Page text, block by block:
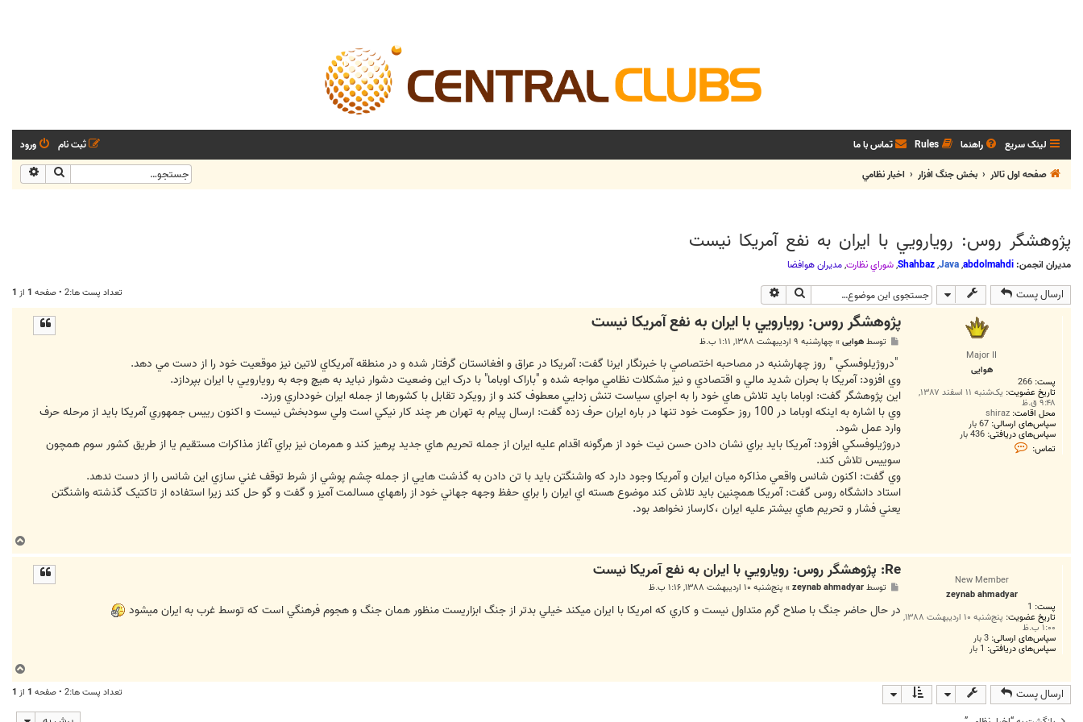
لینک سریع راهنما Rules تماس با ما ورود
ثبت نام
صفحه اول تالار
بخش جنگ افزار اخبار نظامي جستجو
پژوهشگر روس: رويارويي با ايران به نفع آمريکا نيست
مدیران انجمن: abdolmahdi
,
Java
,
Shahbaz
,شوراي نظارت,مديران هوافضا
ارسال پست جستجو تعداد پست ها:2 • صفحه 1 از 1
Major II
هوایی
پست: 266
تاریخ عضویت: یک‌شنبه ۱۱ اسفند ۱۳۸۷,
۹:۴۸ ق.ظ
محل اقامت:
سپاس‌های ارسالی: 67 بار
سپاس‌های دریافتی: 436 بار
تماس:
ت
پژوهشگر روس: رويارويي با ايران به نفع آمريکا نيست
ت
توسطهوایی»چهارشنبه ۹ اردیبهشت ۱۳۸۸, ۱:۱۱ ب.ظ
"دروژيلوفسکي " روز چهارشنبه در مصاحبه اختصاصي با خبرنگار ايرنا گفت: آمريکا در عراق و افغانستان گرفتار شده و در منطقه آمريکاي لاتين نيز موقعيت خود را از دست مي دهد.
وي افزود: آمريکا با بحران شديد مالي و اقتصادي و نيز مشکلات نظامي مواجه شده و "باراک اوباما" با درک اين وضعيت دشوار نبايد به هيچ وجه به رويارويي با ايران بپردازد.
اين پژوهشگر گفت: اوباما بايد تلاش هاي خود را به اجراي سياست تنش زدايي معطوف کند و از رويکرد تقابل با کشورها از جمله ايران خودداري ورزد.
وي با اشاره به اينکه اوباما در 100 روز حکومت خود تنها در باره ايران حرف زده گفت: ارسال پيام به تهران هر چند کار نيکي است ولي سودبخش نيست و اکنون رييس جمهوري آمريکا بايد از مرحله حرف
وارد عمل شود.
دروژيلوفسکي افزود: آمريکا بايد براي نشان دادن حسن نيت خود از هرگونه اقدام عليه ايران از جمله تحريم هاي جديد پرهيز کند و همرمان نيز براي آغاز مذاکرات مستقيم يا از طريق کشور سوم همچون
سوييس تلاش کند.
وي گفت: اکنون شانس واقعي مذاکره ميان ايران و آمريکا وجود دارد که واشنگتن بايد با تن دادن به گذشت هايي از جمله چشم پوشي از شرط توقف غني سازي اين شانس را از دست ندهد.
استاد دانشگاه روس گفت: آمريکا همچنين بايد تلاش کند موضوع هسته اي ايران را براي حفظ وجهه جهاني خود از راههاي مسالمت آميز و گفت و گو حل کند زيرا استفاده از تاکتيک گذشته واشنگتن
يعني فشار و تحريم هاي بيشتر عليه ايران ،کارساز نخواهد بود.
ا
New Member
zeynab ahmadyar
پست: 1
تاریخ عضویت: پنج‌شنبه ۱۰ اردیبهشت ۱۳۸۸,
۱:۰۰ ب.ظ
سپاس‌های ارسالی: 3 بار
سپاس‌های دریافتی: 1 بار
Re: پژوهشگر روس: رويارويي با ايران به نفع آمريکا نيست
ت
توسطzeynab ahmadyar
» پنج‌شنبه ۱۰ اردیبهشت ۱۳۸۸, ۱:۱۶ ب.ظ
در حال حاضر جنگ با صلاح گرم متداول نيست و كاري كه امريكا با ايران ميكند خيلي بدتر از جنگ ابزاريست منظور همان جنگ و هجوم فرهنگي است كه توسط غرب به ايران ميشود
ا
ارسال پست تعداد پست ها:2 • صفحه 1 از 1